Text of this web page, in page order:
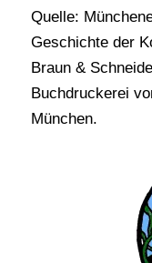
Quelle:
Geschichte der
Braun &
Buchdruckerei
München.